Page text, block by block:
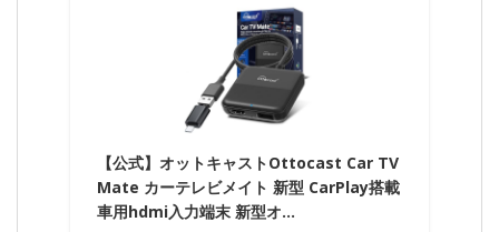
【公式】オットキャストOttocast Car TV
Mate カーテレビメイト 新型 CarPlay搭載
車用hdmi入力端末 新型オ…